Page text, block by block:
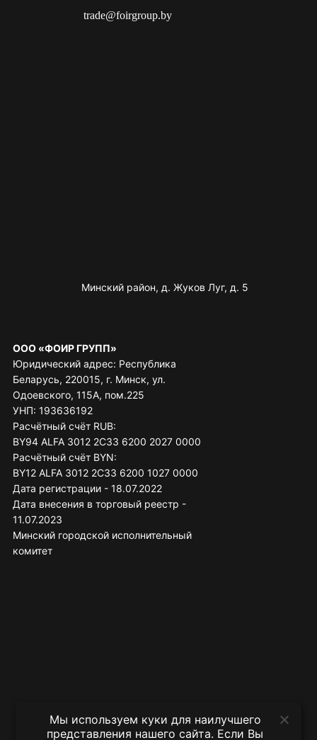
trade@foirgroup.by
Минский район, д. Жуков Луг, д. 5
ООО «ФОИР ГРУПП»
Юридический адрес: Республика
Беларусь, 220015, г. Минск, ул.
Одоевского, 115А, пом.225
УНП: 193636192
Расчётный счёт RUB:
BY94 ALFA 3012 2C33 6200 2027 0000
Расчётный счёт BYN:
BY12 ALFA 3012 2C33 6200 1027 0000
Дата регистрации - 18.07.2022
Дата внесения в торговый реестр -
11.07.2023
Минский городской исполнительный
комитет
Мы используем куки для наилучшего
представления нашего сайта. Если Вы